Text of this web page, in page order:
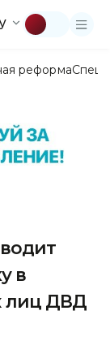
реформа
в
лиц ДВД